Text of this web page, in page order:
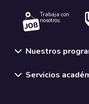
Trabaja con
nosotros.
Nuestros
Servicios